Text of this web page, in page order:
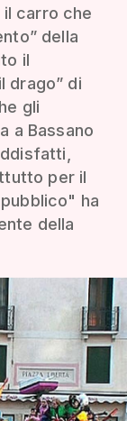
il carro che
della
il
drago” di
gli
a Bassano
per il
ha
della